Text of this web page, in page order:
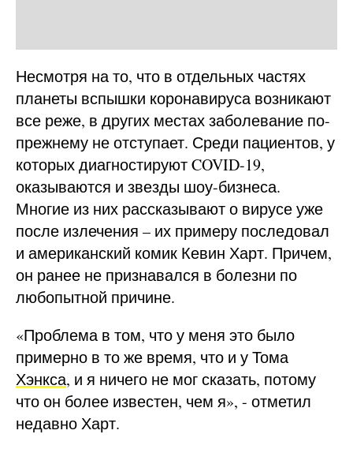
Несмотря на то, что в отдельных частях
планеты вспышки коронавируса возникают
все реже, в других местах заболевание по-
прежнему не отступает. Среди пациентов, у
которых диагностируют COVID-19,
оказываются и звезды шоу-бизнеса.
Многие из них рассказывают о вирусе уже
после излечения – их примеру последовал
и американский комик Кевин Харт. Причем,
он ранее не признавался в болезни по
любопытной причине.
«Проблема в том, что у меня это было
примерно в то же время, что и у Тома
Хэнкса, и я ничего не мог сказать, потому
что он более известен, чем я», - отметил
недавно Харт.